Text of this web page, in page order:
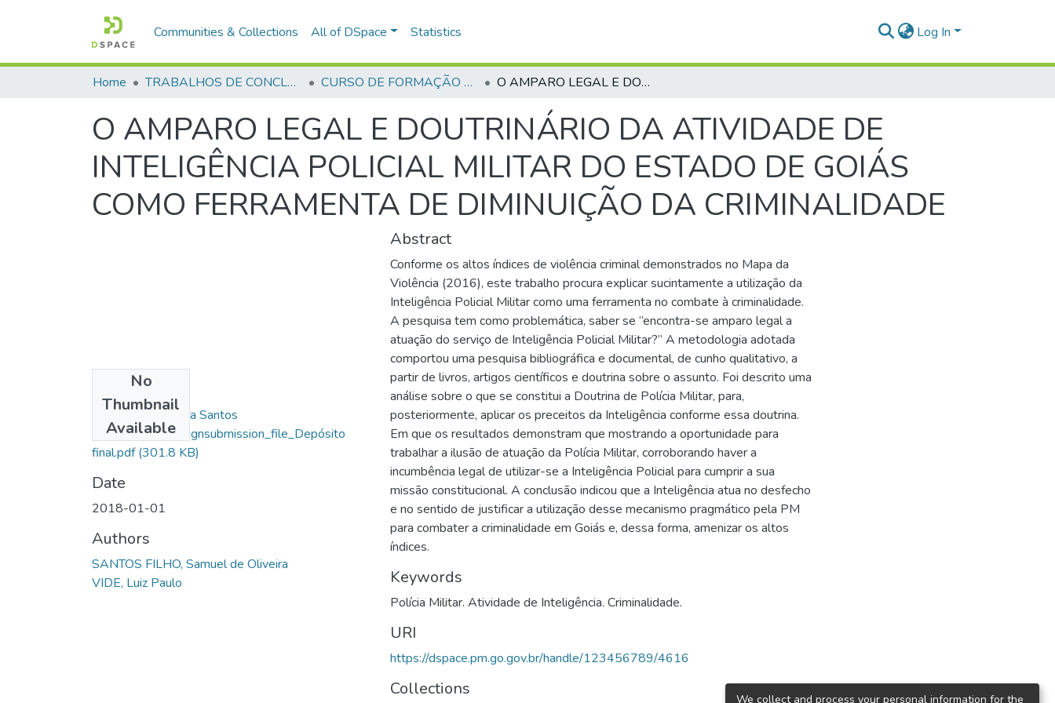
Communities & Collections All of DSpace Statistics Log In
Home TRABALHOS DE CONCLUSÃO DE CURSO - CFP (CURSO DE FORMAÇÃO DE PRAÇAS) CURSO DE FORMAÇÃO DE PRAÇAS - CFP - 2018 O AMPARO LEGAL E DOUTRINÁRIO DA ATIVIDADE DE INTELIGÊNCIA POLICIAL MILITAR DO ESTADO DE GOIÁS COMO FERRAMENTA DE DIMINUIÇÃO DA CRIMINALIDADE
O AMPARO LEGAL E DOUTRINÁRIO DA ATIVIDADE DE
INTELIGÊNCIA POLICIAL MILITAR DO ESTADO DE GOIÁS
COMO FERRAMENTA DE DIMINUIÇÃO DA CRIMINALIDADE
No
Thumbnail
Available
Samuel De Oliveira Santos
Filho_13665_assignsubmission_file_Depósito
final.pdf(301.8 KB)
Date
2018-01-01
Authors
SANTOS FILHO, Samuel de Oliveira
VIDE, Luiz Paulo
Abstract
Conforme os altos índices de violência criminal demonstrados no Mapa da
Violência (2016), este trabalho procura explicar sucintamente a utilização da
Inteligência Policial Militar como uma ferramenta no combate à criminalidade.
A pesquisa tem como problemática, saber se “encontra-se amparo legal a
atuação do serviço de Inteligência Policial Militar?” A metodologia adotada
comportou uma pesquisa bibliográfica e documental, de cunho qualitativo, a
partir de livros, artigos científicos e doutrina sobre o assunto. Foi descrito uma
análise sobre o que se constitui a Doutrina de Polícia Militar, para,
posteriormente, aplicar os preceitos da Inteligência conforme essa doutrina.
Em que os resultados demonstram que mostrando a oportunidade para
trabalhar a ilusão de atuação da Polícia Militar, corroborando haver a
incumbência legal de utilizar-se a Inteligência Policial para cumprir a sua
missão constitucional. A conclusão indicou que a Inteligência atua no desfecho
e no sentido de justificar a utilização desse mecanismo pragmático pela PM
para combater a criminalidade em Goiás e, dessa forma, amenizar os altos
índices.
Keywords
Polícia Militar. Atividade de Inteligência. Criminalidade.
URI
https://dspace.pm.go.gov.br/handle/123456789/4616
Collections
We collect and process your personal information for the